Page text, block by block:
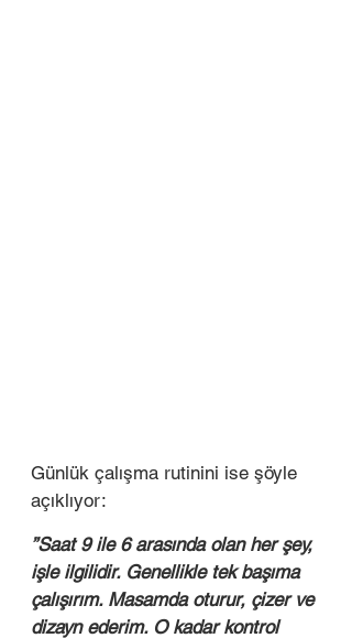
Günlük çalışma rutinini ise şöyle
açıklıyor:
”Saat 9 ile 6 arasında olan her şey,
işle ilgilidir. Genellikle tek başıma
çalışırım. Masamda oturur, çizer ve
dizayn ederim. O kadar kontrol